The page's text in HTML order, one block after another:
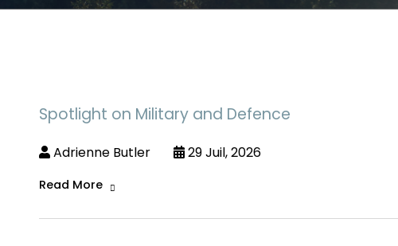
Spotlight on Military and Defence
Adrienne Butler 29 Juil, 2026
Read More